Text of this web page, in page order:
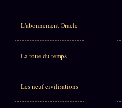
L'abonnement Oracle
La roue du temps
Les neuf civilisations